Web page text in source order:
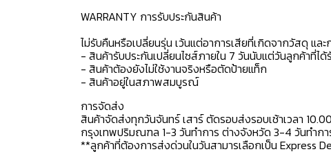
WARRANTY การรับประกันสินค้า
ไม่รับคืนหรือเปลี่ยนรุ่น เว้นแต่อาการเสียที่เกิดจากวัสดุ แล
- สินค้ารับประกันเปลี่ยนไซส์ภายใน 7 วันนับแต่วันลูกค้าที่ได้
- สินค้าต้องยังไม่ใช้งานจริงหรือตัดป้ายแท็ก
- สินค้าอยู่ในสภาพสมบูรณ์
การจัดส่ง
สินค้าจัดส่งทุกวันจันทร์ เสาร์ ตัดรอบส่งรอบเช้าเวลา
กรุงเทพปริมณฑล 1-3 วันทำการ ต่างจังหวัด 3-4 วันทำกา
**ลูกค้าที่ต้องการส่งด่วนในวันสามารเลือกเป็น Express